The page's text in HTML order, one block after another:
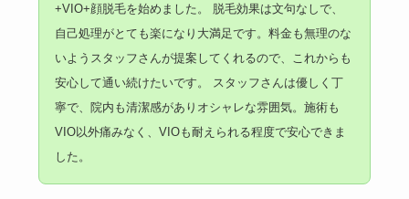
+VIO+顔脱毛を始めました。 脱毛効果は文句なしで、
自己処理がとても楽になり大満足です。料金も無理のな
いようスタッフさんが提案してくれるので、これからも
安心して通い続けたいです。 スタッフさんは優しく丁
寧で、院内も清潔感がありオシャレな雰囲気。施術も
VIO以外痛みなく、VIOも耐えられる程度で安心できま
した。